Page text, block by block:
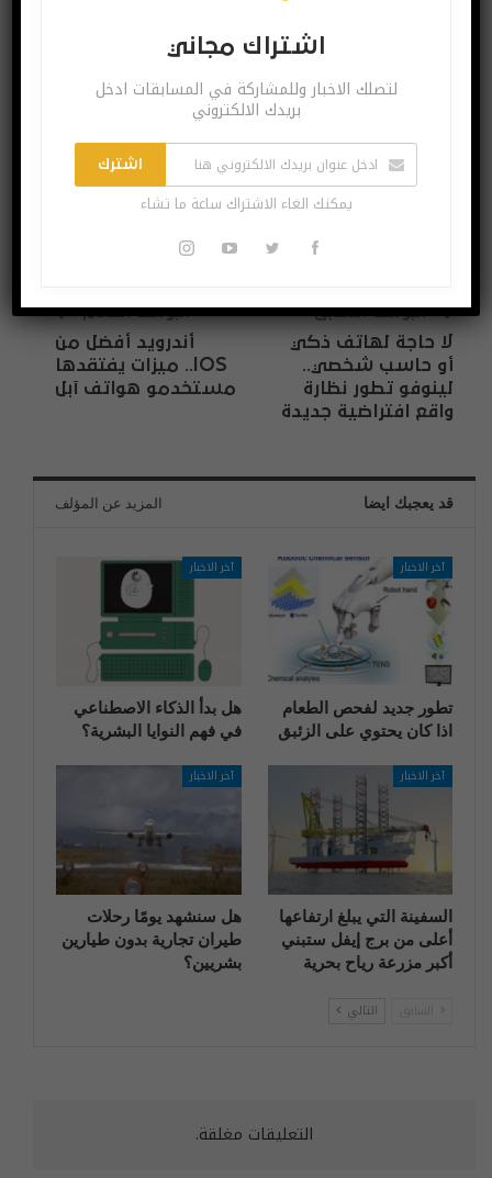
لتصلك الاخبار وللمشاركة في المسابقات ادخل بريدك
الالكتروني
يمكنك الغاء الاشتراك ساعة ما تشاء
البوست السابق
لا حاجة لهاتف ذكي
أو حاسب شخصي..
لينوفو تطور نظارة
واقع افتراضية جديدة
البوست القادم
أندرويد أفضل من
IOS.. ميزات يفتقدها
مستخدمو هواتف آبل
قد يعجبك ايضا المزيد عن المؤلف
آخر الاخبار
تطور جديد لفحص الطعام
اذا كان يحتوي على الزئبق
آخر الاخبار
هل بدأ الذكاء الاصطناعي
في فهم النوايا البشرية؟
آخر الاخبار
السفينة التي يبلغ ارتفاعها
أعلى من برج إيفل ستبني
أكبر مزرعة رياح بحرية
آخر الاخبار
هل سنشهد يومًا رحلات
طيران تجارية بدون طيارين
بشريين؟
التالي
التعليقات مغلقة.
اشتراك مجاني
لتصلك الاخبار وللمشاركة في المسابقات ادخل
بريدك الالكتروني
اشترك
يمكنك الغاء الاشتراك ساعة ما تشاء